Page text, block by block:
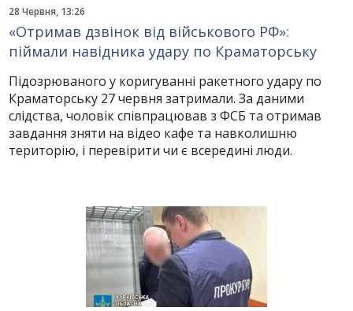
28 Червня, 13:26
«Отримав дзвінок від військового РФ»:
піймали навідника удару по Краматорську
Підозрюваного у коригуванні ракетного удару по
Краматорську 27 червня затримали. За даними
слідства, чоловік співпрацював з ФСБ та отримав
завдання зняти на відео кафе та навколишню
територію, і перевірити чи є всередині люди.